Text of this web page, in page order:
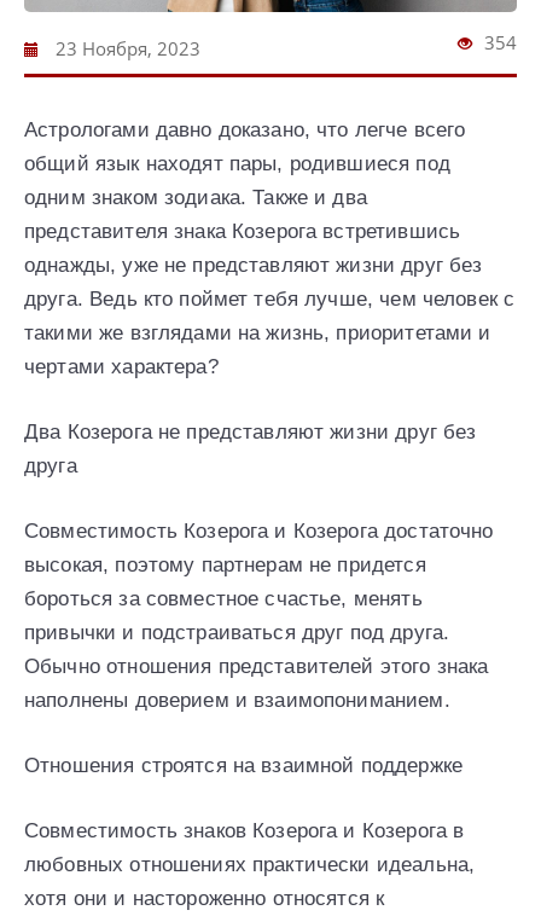
23 Ноября, 2023 354
Астрологами давно доказано, что легче всего
общий язык находят пары, родившиеся под
одним знаком зодиака. Также и два
представителя знака Козерога встретившись
однажды, уже не представляют жизни друг без
друга. Ведь кто поймет тебя лучше, чем человек с
такими же взглядами на жизнь, приоритетами и
чертами характера?
Два Козерога не представляют жизни друг без
друга
Совместимость Козерога и Козерога достаточно
высокая, поэтому партнерам не придется
бороться за совместное счастье, менять
привычки и подстраиваться друг под друга.
Обычно отношения представителей этого знака
наполнены доверием и взаимопониманием.
Отношения строятся на взаимной поддержке
Совместимость знаков Козерога и Козерога в
любовных отношениях практически идеальна,
хотя они и настороженно относятся к